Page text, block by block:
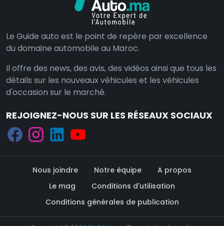
Le Guide auto est le point de repère par excellence
du domaine automobile au Maroc.
Il offre des news, des avis, des vidéos ainsi que tous les
détails sur les nouveaux véhicules et les véhicules
d'occasion sur le marché.
REJOIGNEZ-NOUS SUR LES RÉSEAUX SOCIAUX
Nous joindre Notre équipe
A propos
Le mag
Conditions d'utilisation
Conditions générales de publication